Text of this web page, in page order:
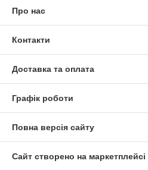
Про нас
Контакти
Доставка та оплата
Графік роботи
Повна версія сайту
Сайт створено на маркетплейсі